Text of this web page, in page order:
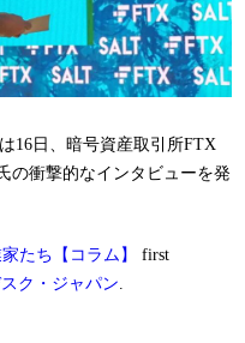
16日、暗号資産取引所FTX
の衝撃的なインタビューを発
たち【コラム】
first
ク・ジャパン